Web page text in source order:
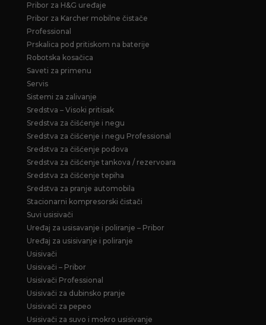
Pribor za H&G uređaje
Pribor za Karcher mobilne čistače
Professional
Prskalica pod pritiskom na baterije
Robotska kosačica
Saveti za primenu
Servis
Sistemi za zalivanje
Sredstva – Visoki pritisak
Sredstva za čišćenje i negu
Sredstva za čišćenje i negu Professional
Sredstva za čišćenje podova
Sredstva za čišćenje tankova / rezervoara
Sredstva za čišćenje tepiha
Sredstva za pranje automobila
Stacionarni kompresorski čistači
Suvi usisivači
Uređaj za usisavanje i poliranje – Pribor
Uređaj za usisivanje i poliranje
Usisivači
Usisivači – Pribor
Usisivači Professional
Usisivači za dubinsko pranje
Usisivači za pepeo
Usisivači za suvo i mokro usisivanje